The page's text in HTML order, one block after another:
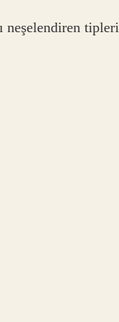
neşelendiren tipleri